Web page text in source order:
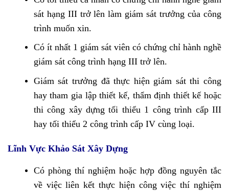
sát hạng III trở lên làm giám sát trưởng của công
trình muốn xin.
Có ít nhất 1 giám sát viên có chứng chỉ hành nghề
giám sát công trình hạng III trở lên.
Giám sát trưởng đã thực hiện giám sát thi công
hay tham gia lập thiết kế, thẩm định thiết kế hoặc
thi công xây dựng tối thiểu 1 công trình cấp III
hay tối thiểu 2 công trình cấp IV cùng loại.
Lĩnh Vực Khảo Sát Xây Dựng
Có phòng thí nghiệm hoặc hợp đồng nguyên tắc
về việc liên kết thực hiện công việc thí nghiệm